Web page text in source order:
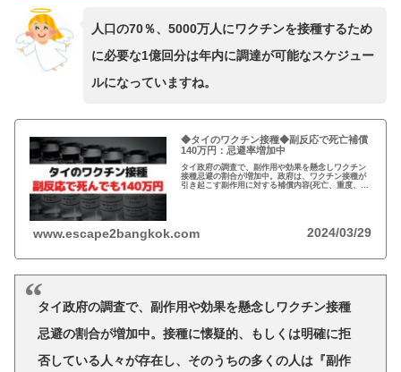
人口の70％、5000万人にワクチンを接種するため
に必要な1億回分は年内に調達が可能なスケジュー
ルになっていますね。
◆タイのワクチン接種◆副反応で死亡補償
140万円：忌避率増加中
タイ政府の調査で、副作用や効果を懸念しワクチン
接種忌避の割合が増加中。政府は、ワクチン接種が
引き起こす副作用に対する補償内容(死亡、重度、軽
www.escape2bangkok.com 2024/03/29
タイ政府の調査で、副作用や効果を懸念しワクチン接種
忌避の割合が増加中。接種に懐疑的、もしくは明確に拒
否している人々が存在し、そのうちの多くの人は『副作